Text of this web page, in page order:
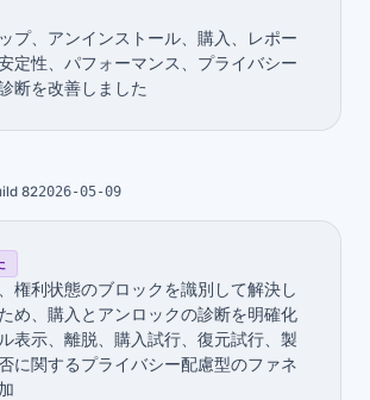
プ、アンインストール、購入、レポー
定性、パフォーマンス、プライバシー
断を改善しました
822026-05-09
権利状態のブロックを識別して解決し
め、購入とアンロックの診断を明確化
表示、離脱、購入試行、復元試行、製
に関するプライバシー配慮型のファネ